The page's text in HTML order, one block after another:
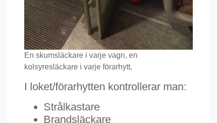
En skumsläckare i varje vagn, en
kolsyresläckare i varje förarhytt.
I loket/förarhytten kontrollerar man:
Strålkastare
Brandsläckare